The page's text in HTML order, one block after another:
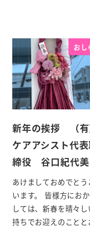
おし
新年の挨拶 （有
ケアアシスト代
締役 谷口紀代美
あけましておめでとう
います。 皆様方にお
しては、新春を晴々し
持ちでお迎えのことと